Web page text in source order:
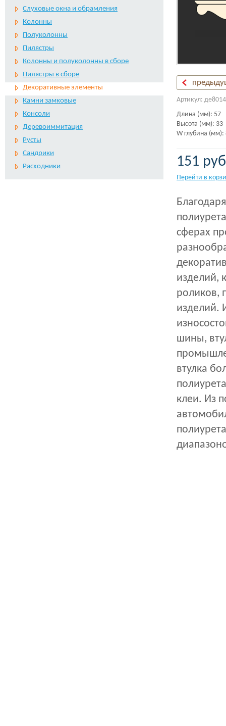
Слуховые окна и обрамления
Колонны
Полуколонны
Пилястры
Колонны и полуколонны в сборе
Пилястры в сборе
Декоративные элементы
Камни замковые
Консоли
Деревоиммитация
Русты
Сандрики
Расходники
Артикул: де8014
Длина (мм): 57
Высота (мм): 33
W глубина (мм):
151
Перейти в
сферах
изделий,
роликов,
изделий.
шины,
втулка
клеи. Из